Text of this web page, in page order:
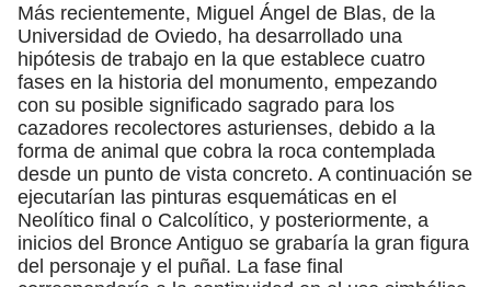
Más recientemente, Miguel Ángel de Blas, de la
Universidad de Oviedo, ha desarrollado una
hipótesis de trabajo en la que establece cuatro
fases en la historia del monumento, empezando
con su posible significado sagrado para los
cazadores recolectores asturienses, debido a la
forma de animal que cobra la roca contemplada
desde un punto de vista concreto. A continuación se
ejecutarían las pinturas esquemáticas en el
Neolítico final o Calcolítico, y posteriormente, a
inicios del Bronce Antiguo se grabaría la gran figura
del personaje y el puñal. La fase final